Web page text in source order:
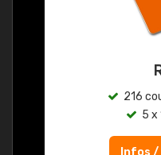
216
5 x
Infos